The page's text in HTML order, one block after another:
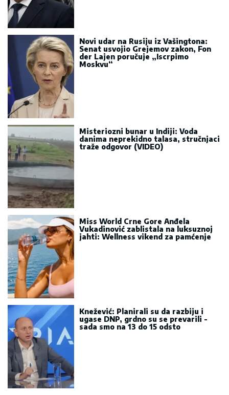
Novi udar na Rusiju iz Vašingtona:
Senat usvojio Grejemov zakon, Fon
der Lajen poručuje „Iscrpimo
Moskvu“
Misteriozni bunar u Indiji: Voda
danima neprekidno talasa, stručnjaci
traže odgovor (VIDEO)
Miss World Crne Gore Anđela
Vukadinović zablistala na luksuznoj
jahti: Wellness vikend za pamćenje
Knežević: Planirali su da razbiju i
ugase DNP, grdno su se prevarili -
sada smo na 13 do 15 odsto